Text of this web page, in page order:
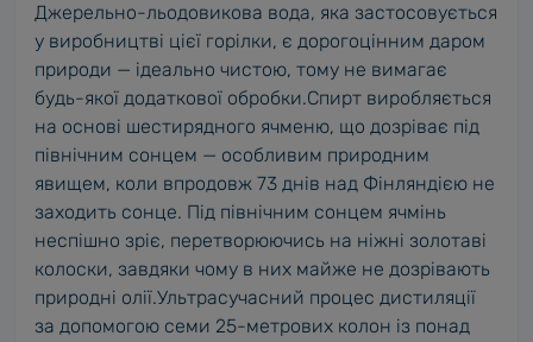
Джерельно-льодовикова вода, яка застосовується
у виробництві цієї горілки, є дорогоцінним даром
природи — ідеально чистою, тому не вимагає
будь-якої додаткової обробки.Спирт виробляється
на основі шестирядного ячменю, що дозріває під
північним сонцем — особливим природним
явищем, коли впродовж 73 днів над Фінляндією не
заходить сонце. Під північним сонцем ячмінь
неспішно зріє, перетворюючись на ніжні золотаві
колоски, завдяки чому в них майже не дозрівають
природні олії.Ультрасучасний процес дистиляції
за допомогою семи 25-метрових колон із понад